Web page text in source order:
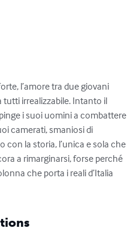
l’amore tra due giovani
tutti irrealizzabile. Intanto il
i suoi uomini a combattere
camerati, smaniosi di
con la storia, l’unica e sola che
a rimarginarsi, forse perché
che porta i reali d’Italia